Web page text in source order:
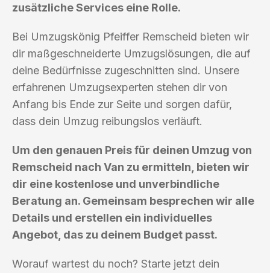
zusätzliche Services eine Rolle.
Bei Umzugskönig Pfeiffer Remscheid bieten wir
dir maßgeschneiderte Umzugslösungen, die auf
deine Bedürfnisse zugeschnitten sind. Unsere
erfahrenen Umzugsexperten stehen dir von
Anfang bis Ende zur Seite und sorgen dafür,
dass dein Umzug reibungslos verläuft.
Um den genauen Preis für deinen Umzug von
Remscheid nach Van zu ermitteln, bieten wir
dir eine kostenlose und unverbindliche
Beratung an. Gemeinsam besprechen wir alle
Details und erstellen ein individuelles
Angebot, das zu deinem Budget passt.
Worauf wartest du noch? Starte jetzt dein